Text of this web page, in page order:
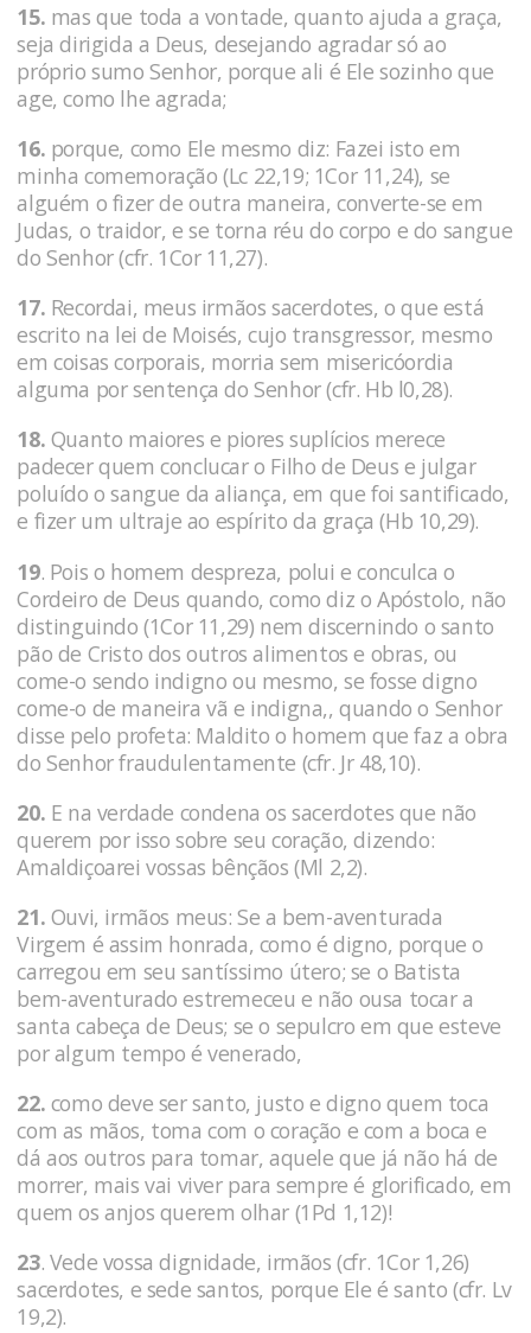
15. mas que toda a vontade, quanto ajuda a graça,
seja dirigida a Deus, desejando agradar só ao
próprio sumo Senhor, porque ali é Ele sozinho que
age, como lhe agrada;
16. porque, como Ele mesmo diz: Fazei isto em
minha comemoração (Lc 22,19; 1Cor 11,24), se
alguém o fizer de outra maneira, converte-se em
Judas, o traidor, e se torna réu do corpo e do sangue
do Senhor (cfr. 1Cor 11,27).
17. Recordai, meus irmãos sacerdotes, o que está
escrito na lei de Moisés, cujo transgressor, mesmo
em coisas corporais, morria sem misericóordia
alguma por sentença do Senhor (cfr. Hb l0,28).
18. Quanto maiores e piores suplícios merece
padecer quem conclucar o Filho de Deus e julgar
poluído o sangue da aliança, em que foi santificado,
e fizer um ultraje ao espírito da graça (Hb 10,29).
19. Pois o homem despreza, polui e conculca o
Cordeiro de Deus quando, como diz o Apóstolo, não
distinguindo (1Cor 11,29) nem discernindo o santo
pão de Cristo dos outros alimentos e obras, ou
come-o sendo indigno ou mesmo, se fosse digno
come-o de maneira vã e indigna,, quando o Senhor
disse pelo profeta: Maldito o homem que faz a obra
do Senhor fraudulentamente (cfr. Jr 48,10).
20. E na verdade condena os sacerdotes que não
querem por isso sobre seu coração, dizendo:
Amaldiçoarei vossas bênçãos (Ml 2,2).
21. Ouvi, irmãos meus: Se a bem-aventurada
Virgem é assim honrada, como é digno, porque o
carregou em seu santíssimo útero; se o Batista
bem-aventurado estremeceu e não ousa tocar a
santa cabeça de Deus; se o sepulcro em que esteve
por algum tempo é venerado,
22. como deve ser santo, justo e digno quem toca
com as mãos, toma com o coração e com a boca e
dá aos outros para tomar, aquele que já não há de
morrer, mais vai viver para sempre é glorificado, em
quem os anjos querem olhar (1Pd 1,12)!
23. Vede vossa dignidade, irmãos (cfr. 1Cor 1,26)
sacerdotes, e sede santos, porque Ele é santo (cfr. Lv
19,2).